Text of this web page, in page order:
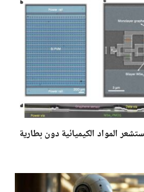
المواد الكيميائية دون بطارية